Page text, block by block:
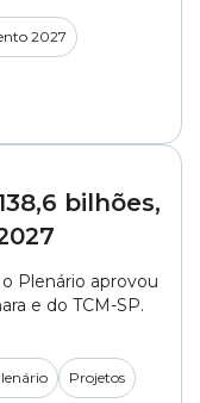
ano é de R$
o orçamento de
ocorreu
2027
bilhões,
Plenário aprovou
e do TCM-SP.
Projetos